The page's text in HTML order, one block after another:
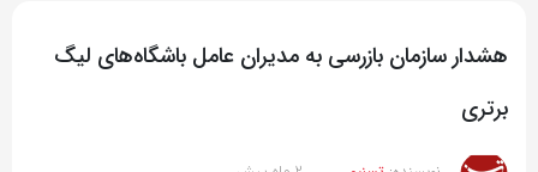
هشدار سازمان بازرسی به مدیران عامل باشگاه‌های لیگ
برتری